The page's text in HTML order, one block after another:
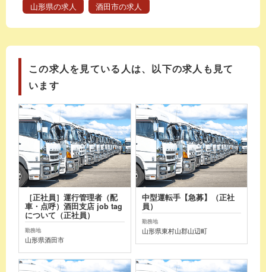
山形県の求人 酒田市の求人
この求人を見ている人は、以下の求人も見て
います
［正社員］運行管理者（配
車・点呼）酒田支店 job tag
について（正社員）
勤務地
山形県酒田市
中型運転手【急募】（正社
員）
勤務地
山形県東村山郡山辺町